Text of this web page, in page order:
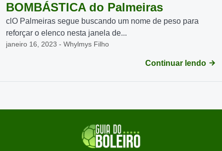
BOMBÁSTICA do Palmeiras
clO Palmeiras segue buscando um nome de peso para
reforçar o elenco nesta janela de...
janeiro 16, 2023 - Whylmys Filho
Continuar lendo